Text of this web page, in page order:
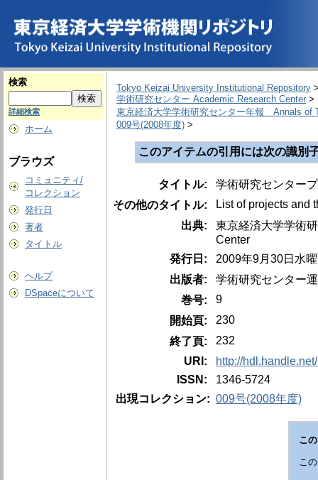
検索
詳細検索
ホーム
ブラウズ
コミュニティ/
コレクション
発行日
著者
タイトル
ヘルプ
DSpaceについて
Tokyo Keizai University Institutional Repository
学術研究センター Academic Research Center >
東京経済大学学術研究センター年報 Annals of
009号(2008年度) >
このアイテムの引用には次の識別
タイトル:
学術研究センター
その他のタイトル:
List of projects and
出典:
東京経済大学学術
Center
発行日:
2009年9月30日水
出版者:
学術研究センター
巻号:
9
開始頁:
230
終了頁:
232
URI:
http://
ISSN:
1346-5724
出現コレクション: 009号(2008年度)
こ
こ